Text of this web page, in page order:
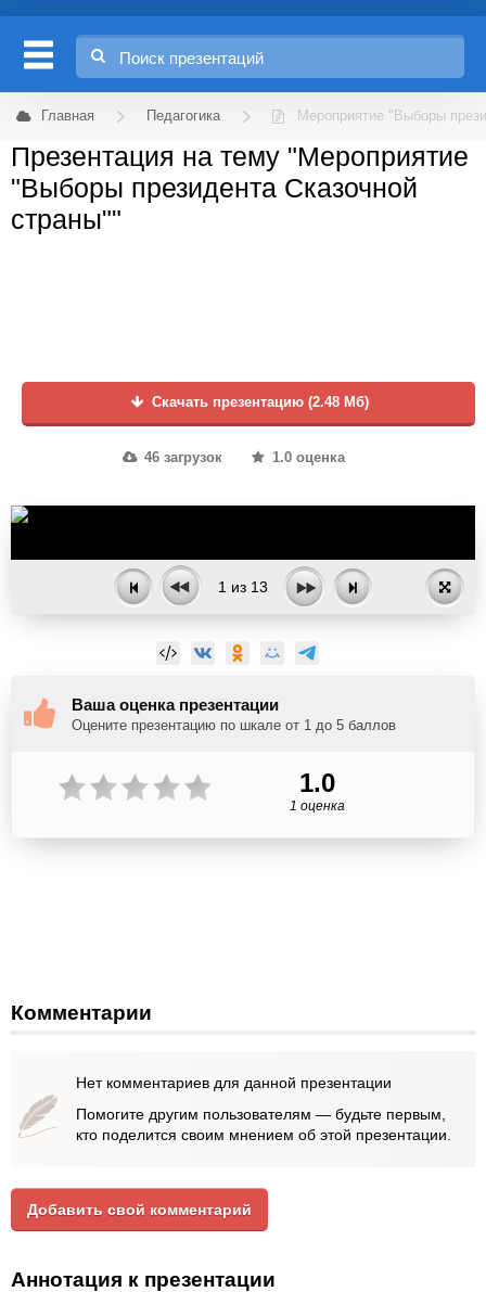
Главная Педагогика Мероприятие "Выборы
Презентация на тему "Мероприятие
"Выборы президента Сказочной
страны""
Скачать презентацию (2.48 Мб)
46 загрузок 1.0 оценка
1 из 13
Ваша оценка презентации
Оцените презентацию по шкале от 1 до 5 баллов
1.0
1 оценка
Комментарии
Нет комментариев для данной презентации
Помогите другим пользователям — будьте первым,
кто поделится своим мнением об этой презентации.
Добавить свой комментарий
Аннотация к презентации